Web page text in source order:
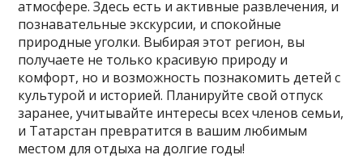
атмосфере. Здесь есть и активные развлечения, и
познавательные экскурсии, и спокойные
природные уголки. Выбирая этот регион, вы
получаете не только красивую природу и
комфорт, но и возможность познакомить детей с
культурой и историей. Планируйте свой отпуск
заранее, учитывайте интересы всех членов семьи,
и Татарстан превратится в вашим любимым
местом для отдыха на долгие годы!